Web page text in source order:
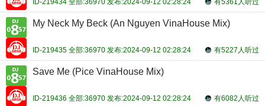
有5361人听过
ID-219434 全部:36970 发布:2024-09-12 02:28:24
My Neck My Beck (An Nguyen VinaHouse Mix)
有5227人听过
ID-219435 全部:36970 发布:2024-09-12 02:28:24
Save Me (Pice VinaHouse Mix)
有6082人听过
ID-219436 全部:36970 发布:2024-09-12 02:28:24